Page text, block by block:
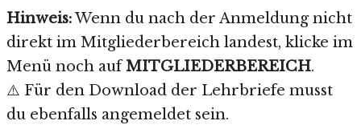
Hinweis:Wenn du nach der Anmeldung nicht
direkt im Mitgliederbereich landest, klicke im
Menü noch aufMITGLIEDERBEREICH.
⚠️ Für den Download der Lehrbriefe musst
du ebenfalls angemeldet sein.